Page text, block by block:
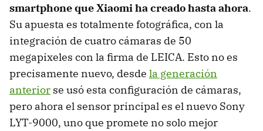
smartphone que Xiaomi ha creado hasta ahora.
Su apuesta es totalmente fotográfica, con la
integración de cuatro cámaras de 50
megapixeles con la firma de LEICA. Esto no es
precisamente nuevo, desde la generación
anterior se usó esta configuración de cámaras,
pero ahora el sensor principal es el nuevo Sony
LYT-9000, uno que promete no solo mejor